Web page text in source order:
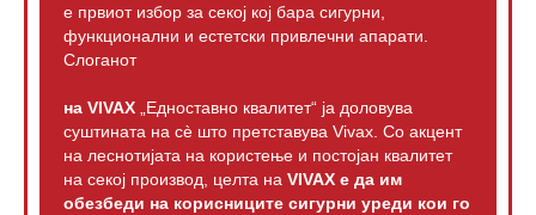
е првиот избор за секој кој бара сигурни,
функционални и естетски привлечни апарати.
Слоганот
на VIVAX „Едноставно квалитет“ ја доловува
суштината на сè што претставува Vivax. Со акцент
на леснотијата на користење и постојан квалитет
на секој производ, целта на VIVAX е да им
обезбеди на корисниците сигурни уреди кои го